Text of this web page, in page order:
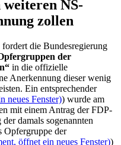
NS-
zollen
die Bundesregierung
der
in die offizielle
Anerkennung dieser wenig
Ein entsprechender
neues Fenster)) wurde am
mit einem Antrag der FDP-
damals sogenannten
Opfergruppe der
öffnet ein neues Fenster))